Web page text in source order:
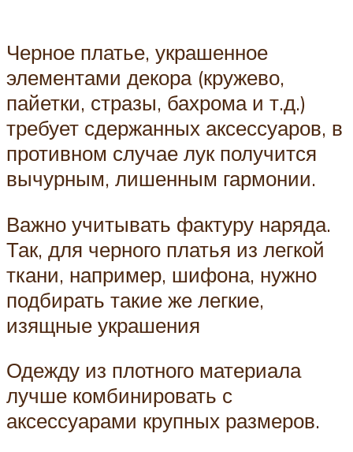
Черное платье, украшенное
элементами декора (кружево,
пайетки, стразы, бахрома и т.д.)
требует сдержанных аксессуаров, в
противном случае лук получится
вычурным, лишенным гармонии.
Важно учитывать фактуру наряда.
Так, для черного платья из легкой
ткани, например, шифона, нужно
подбирать такие же легкие,
изящные украшения
Одежду из плотного материала
лучше комбинировать с
аксессуарами крупных размеров.